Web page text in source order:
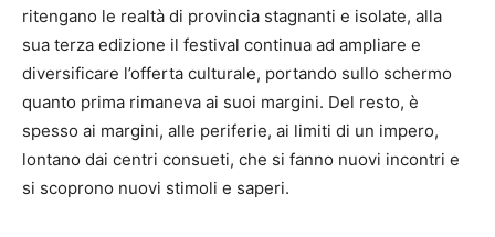
ritengano le realtà di provincia stagnanti e isolate, alla
sua terza edizione il festival continua ad ampliare e
diversificare l’offerta culturale, portando sullo schermo
quanto prima rimaneva ai suoi margini. Del resto, è
spesso ai margini, alle periferie, ai limiti di un impero,
lontano dai centri consueti, che si fanno nuovi incontri e
si scoprono nuovi stimoli e saperi.